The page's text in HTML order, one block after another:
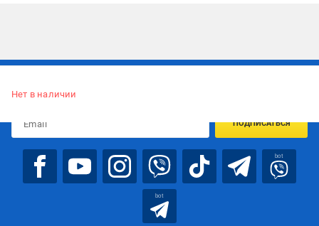
Нет в наличии
ПОДПИСАТЬСЯ
bot
bot